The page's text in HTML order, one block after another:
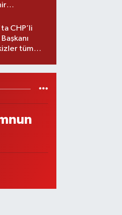
CHP’li
tüm